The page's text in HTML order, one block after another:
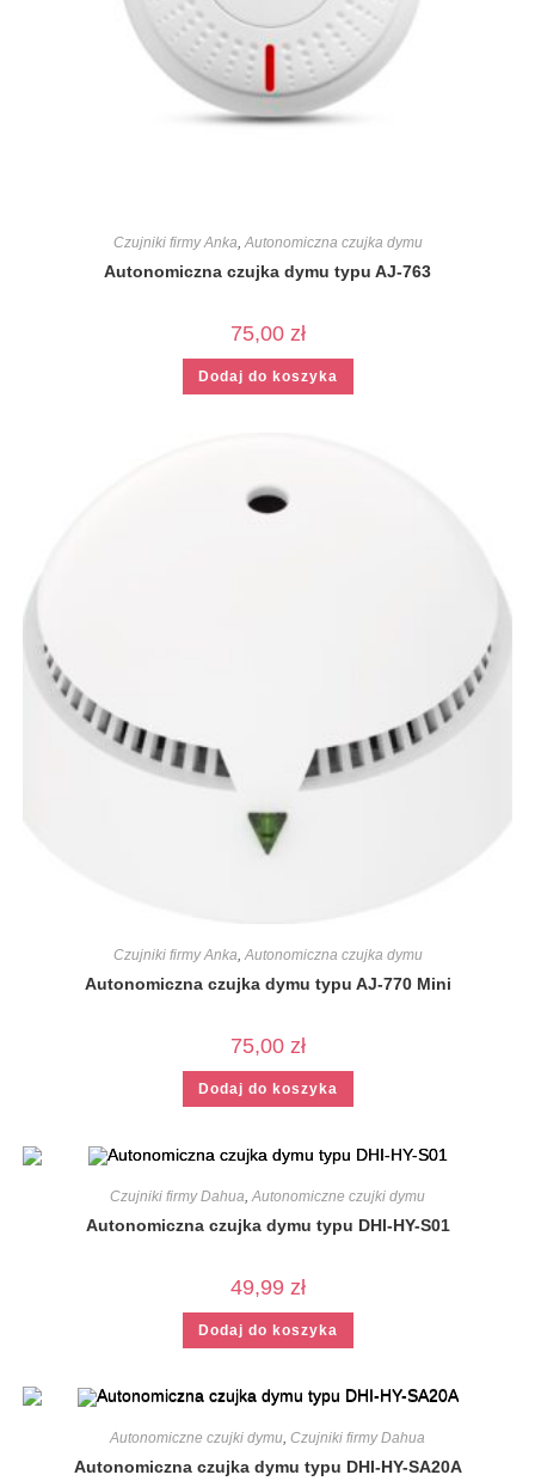
Czujniki firmy Anka,Autonomiczna czujka dymu
Autonomiczna czujka dymu typu AJ-763
75,00 zł
Dodaj do koszyka
Czujniki firmy Anka,Autonomiczna czujka dymu
Autonomiczna czujka dymu typu AJ-770 Mini
75,00 zł
Dodaj do koszyka
Czujniki firmy Dahua,Autonomiczne czujki dymu
Autonomiczna czujka dymu typu DHI-HY-S01
49,99 zł
Dodaj do koszyka
Autonomiczne czujki dymu Czujniki firmy Dahua
Autonomiczna czujka dymu typu DHI-HY-SA20A